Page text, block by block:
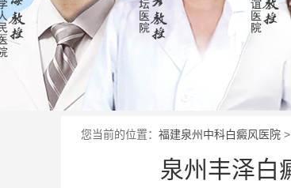
您当前的位置： 福建泉州中科白癜风医院 >
泉州丰泽白